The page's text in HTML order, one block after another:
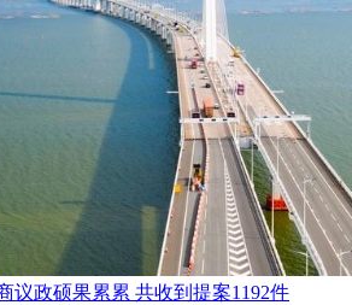
议政硕果累累 共收到提案1192件